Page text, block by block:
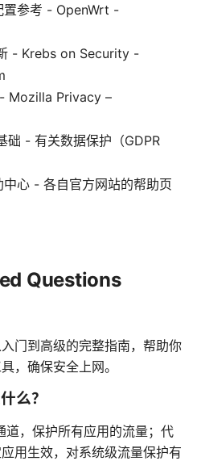
置参考 - OpenWrt -
- Krebs on Security -
Mozilla Privacy –
础 - 有关数据保护（GDPR
心 - 各自官方网站的帮助页
Questions
门到高级的完整指南，帮助你
，确保安全上网。
么？
道，保护所有应用的流量；代
用生效，对系统级流量保护有